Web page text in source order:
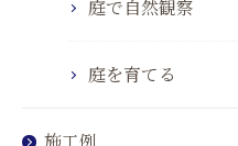
庭で自然観察
庭を育てる